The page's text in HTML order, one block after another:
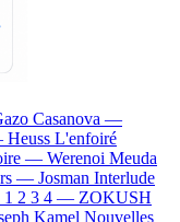
Casanova —
Heuss L'enfoiré
— Werenoi Meuda
— Josman Interlude
1 2 3 4 — ZOKUSH
Kamel Nouvelles